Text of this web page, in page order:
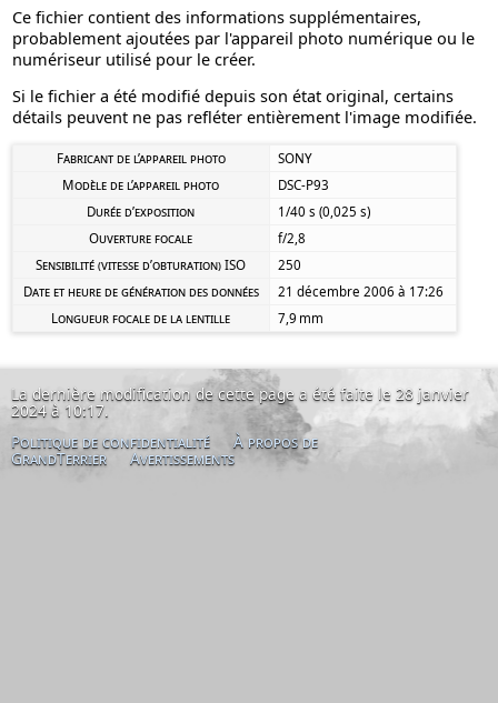
Ce fichier contient des informations supplémentaires,
probablement ajoutées par l'appareil photo numérique ou le
numériseur utilisé pour le créer.
Si le fichier a été modifié depuis son état original, certains
détails peuvent ne pas refléter entièrement l'image modifiée.
Fabricant de l’appareil photo
SONY
Modèle de l’appareil photo
DSC-P93
Durée d’exposition
1/40 s (0,025 s)
Ouverture focale
f/2,8
Sensibilité (vitesse d’obturation) ISO
250
Date et heure de génération des données
21 décembre 2006 à 17:26
Longueur focale de la lentille
7,9 mm
La dernière modification de cette page a été faite le 28 janvier
2024 à 10:17.
Politique de confidentialité
À propos de
GrandTerrier Avertissements